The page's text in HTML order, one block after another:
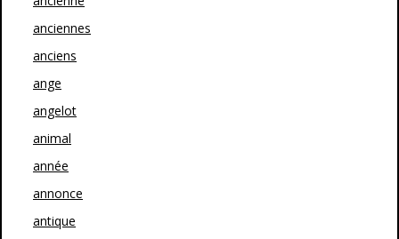
anciennes
anciens
ange
angelot
animal
année
annonce
antique